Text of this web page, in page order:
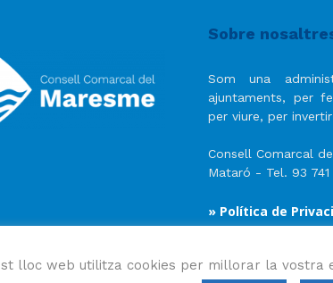
Sobre
Som una
ajuntaments, per
per viure, per
Consell Comarcal
Mataró - Tel. 93 741
» Política de
lloc web utilitza cookies per millorar la vostra